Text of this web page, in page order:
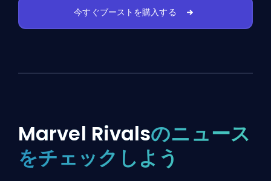
今すぐブーストを購入する
Marvel Rivalsのニュース
をチェックしよう